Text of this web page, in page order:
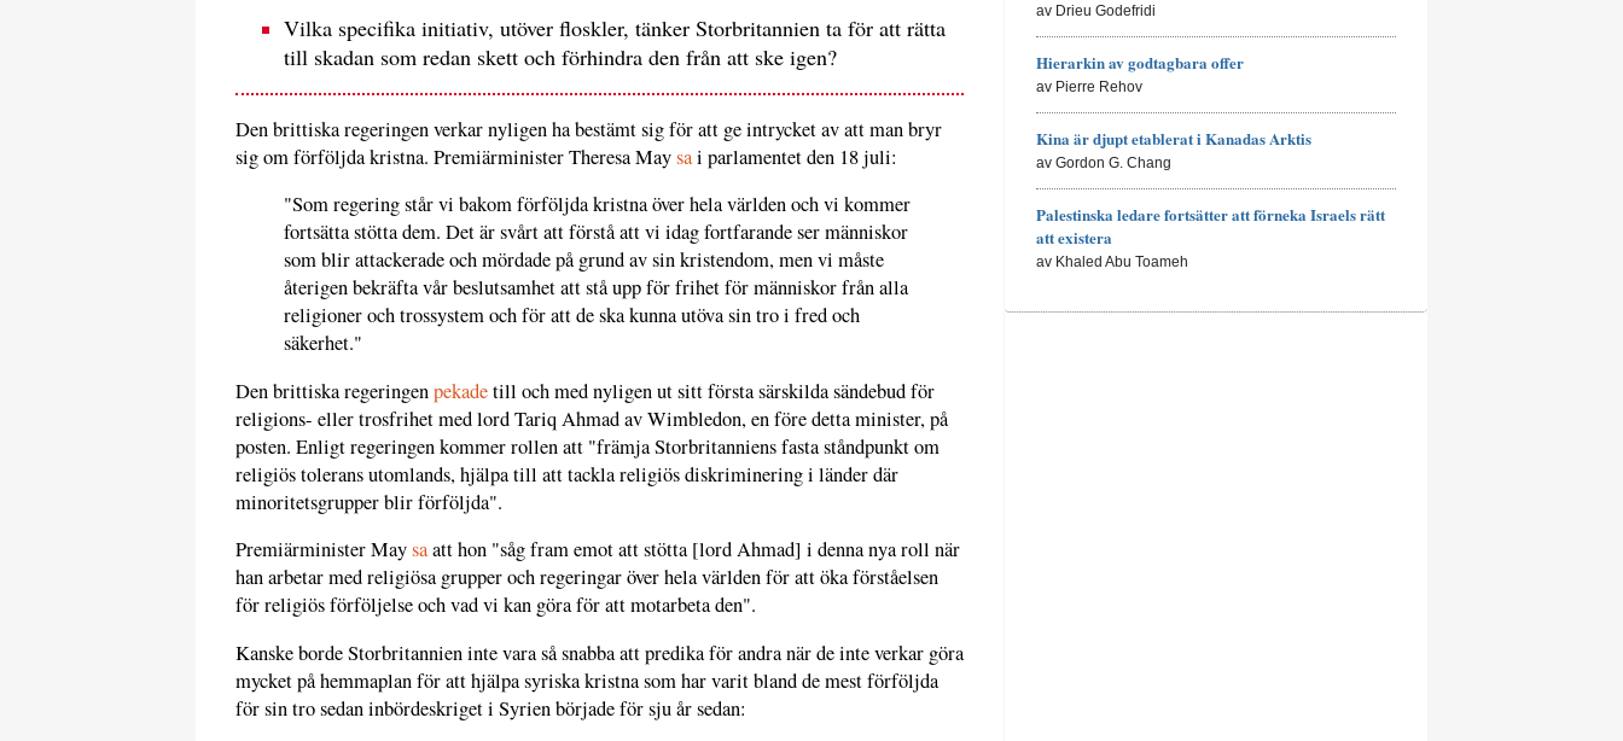
Vilka specifika initiativ, utöver floskler, tänker Storbritannien ta för att rätta
till skadan som redan skett och förhindra den från att ske igen?
Den brittiska regeringen verkar nyligen ha bestämt sig för att ge intrycket av att man bryr
sig om förföljda kristna. Premiärminister Theresa Maysai parlamentet den 18 juli:
"Som regering står vi bakom förföljda kristna över hela världen och vi kommer
fortsätta stötta dem. Det är svårt att förstå att vi idag fortfarande ser människor
som blir attackerade och mördade på grund av sin kristendom, men vi måste
återigen bekräfta vår beslutsamhet att stå upp för frihet för människor från alla
religioner och trossystem och för att de ska kunna utöva sin tro i fred och
säkerhet."
Den brittiska regeringenpekadetill och med nyligen ut sitt första särskilda sändebud för
religions- eller trosfrihet med lord Tariq Ahmad av Wimbledon, en före detta minister, på
posten. Enligt regeringen kommer rollen att "främja Storbritanniens fasta ståndpunkt om
religiös tolerans utomlands, hjälpa till att tackla religiös diskriminering i länder där
minoritetsgrupper blir förföljda".
Premiärminister Maysaatt hon "såg fram emot att stötta [lord Ahmad] i denna nya roll när
han arbetar med religiösa grupper och regeringar över hela världen för att öka förståelsen
för religiös förföljelse och vad vi kan göra för att motarbeta den".
Kanske borde Storbritannien inte vara så snabba att predika för andra när de inte verkar göra
mycket på hemmaplan för att hjälpa syriska kristna som har varit bland de mest förföljda
för sin tro sedan inbördeskriget i Syrien började för sju år sedan:
av Drieu Godefridi
Hierarkin av godtagbara offer
av Pierre Rehov
Kina är djupt etablerat i Kanadas Arktis
av Gordon G. Chang
Palestinska ledare fortsätter att förneka Israels rätt
att existera
av Khaled Abu Toameh